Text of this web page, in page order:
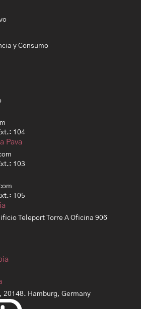
y Consumo
104
Pava
103
105
Teleport Torre A Oficina 906
20148. Hamburg, Germany